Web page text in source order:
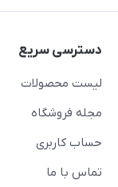
دسترسی سریع
لیست محصولات
مجله فروشگاه
حساب کاربری
تماس با ما